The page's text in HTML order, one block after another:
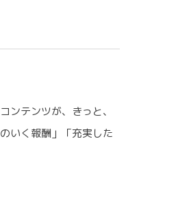
テンツが、きっと、
いく報酬」「充実した